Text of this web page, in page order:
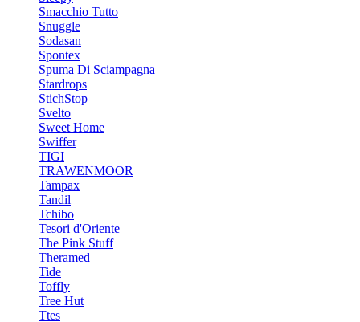
Smacchio Tutto
Snuggle
Sodasan
Spontex
Spuma Di Sciampagna
Stardrops
StichStop
Svelto
Sweet Home
Swiffer
TIGI
TRAWENMOOR
Tampax
Tandil
Tchibo
Tesori d'Oriente
The Pink Stuff
Theramed
Tide
Toffly
Tree Hut
Ttes